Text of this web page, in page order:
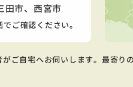
田市、西宮市
ご確認ください。
ご自宅へお伺いします。最寄り